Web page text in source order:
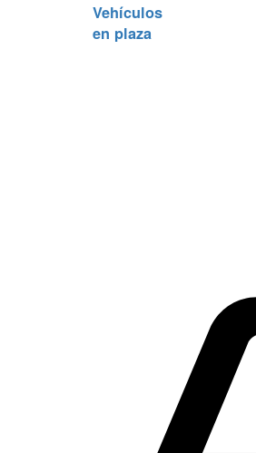
Vehículos
en plaza